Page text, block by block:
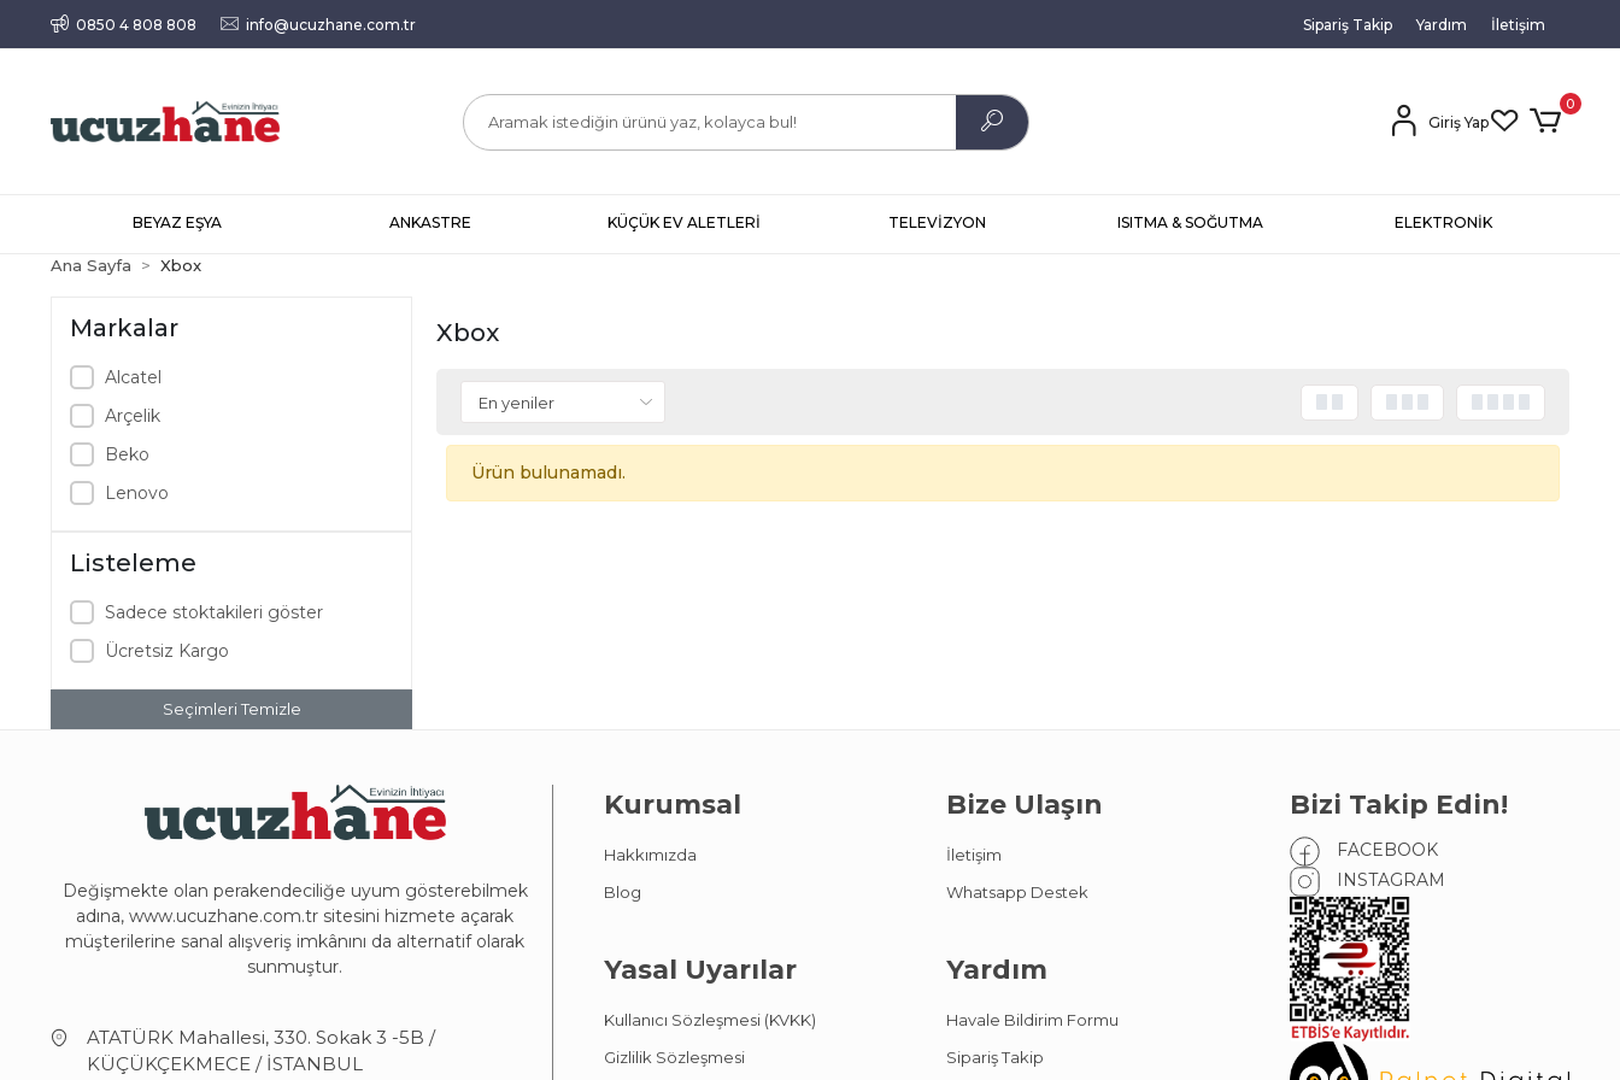
0850 4 808 808 info@ucuzhane.com.tr Sipariş Takip Yardım İletişim
Giriş Yap
0
BEYAZ EŞYA ANKASTRE KÜÇÜK EV ALETLERİ TELEVİZYON ISITMA & SOĞUTMA ELEKTRONİK
Ana Sayfa Xbox
Markalar
Alcatel
Arçelik
Beko
Lenovo
Listeleme
Sadece stoktakileri göster
Ücretsiz Kargo
Seçimleri Temizle
Xbox
Ürün bulunamadı.
Değişmekte olan perakendeciliğe uyum gösterebilmek
adına, www.ucuzhane.com.tr sitesini hizmete açarak
müşterilerine sanal alışveriş imkânını da alternatif olarak
sunmuştur.
ATATÜRK Mahallesi, 330. Sokak 3 -5B /
KÜÇÜKÇEKMECE / İSTANBUL
Kurumsal
Hakkımızda
Blog
Yasal Uyarılar
Kullanıcı Sözleşmesi (KVKK)
Gizlilik Sözleşmesi
Bize Ulaşın
İletişim
Whatsapp Destek
Yardım
Havale Bildirim Formu
Sipariş Takip
Bizi Takip Edin!
FACEBOOK
INSTAGRAM